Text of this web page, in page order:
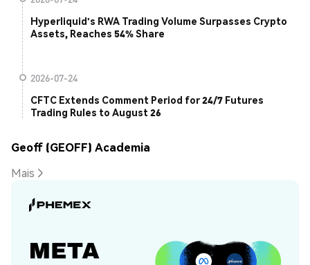
Hyperliquid's RWA Trading Volume Surpasses Crypto
Assets, Reaches 54% Share
2026-07-24
CFTC Extends Comment Period for 24/7 Futures
Trading Rules to August 26
Geoff (GEOFF) Academia
Mais